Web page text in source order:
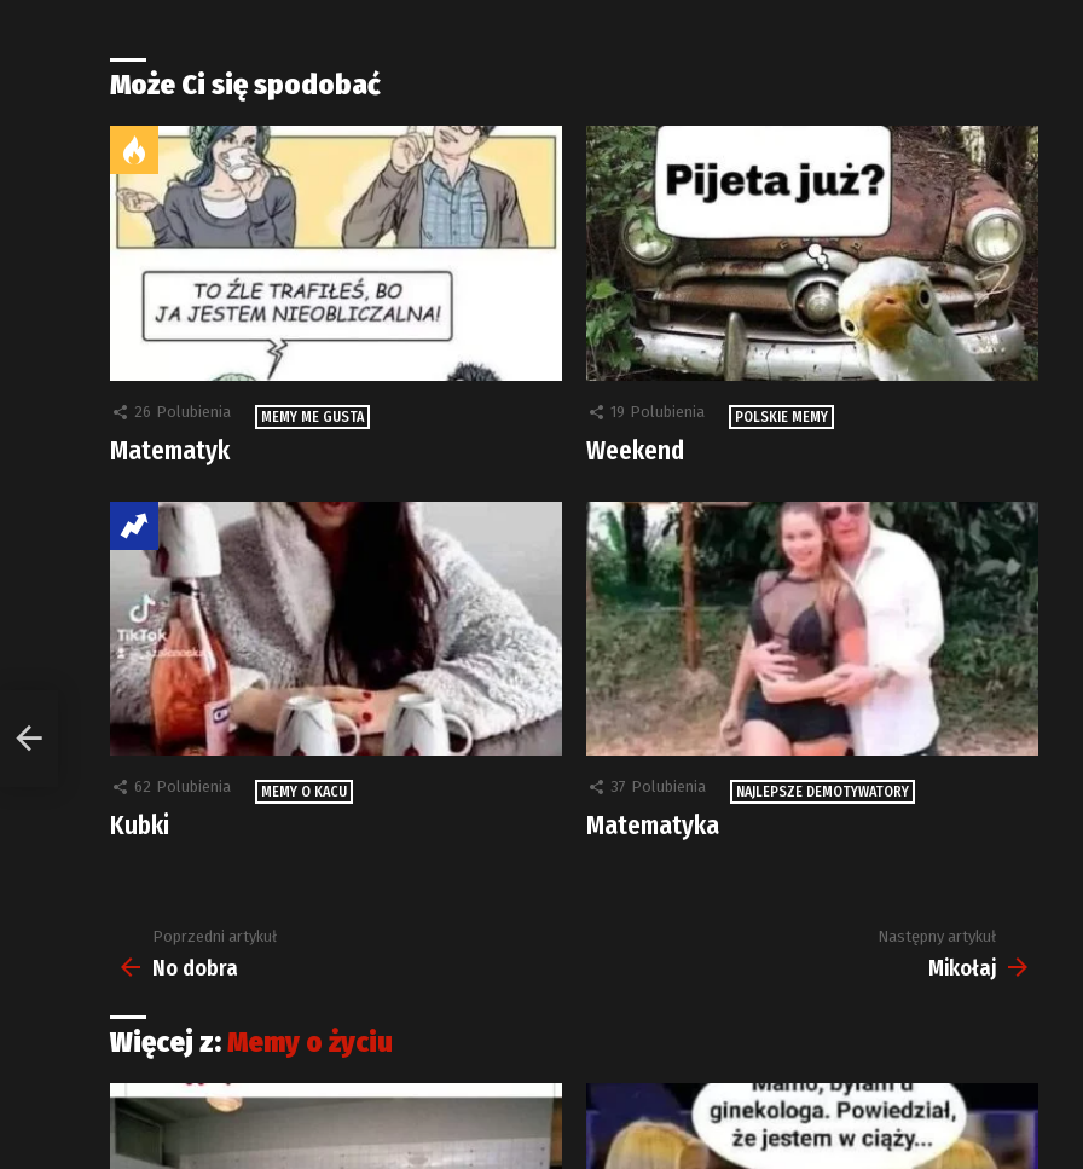
Może Ci się spodobać
26 Polubienia MEMY ME GUSTA
Matematyk
19 Polubienia POLSKIE MEMY
Weekend
62 Polubienia MEMY O KACU
Kubki
37 Polubienia NAJLEPSZE DEMOTYWATORY
Matematyka
Zobacz
więcej
Poprzedni artykuł
No dobra
Następny artykuł
Mikołaj
Więcej z:Memy o życiu